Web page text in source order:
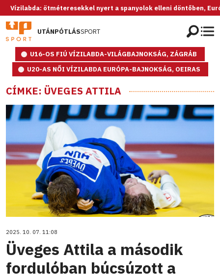
ötméteresekkel nyert a spanyolok elleni döntőben, Európa-
UTÁNPÓTLÁSSPORT
U16-OS FIÚ VÍZILABDA-VILÁGBAJNOKSÁG, ZÁGRÁB
U20-AS NŐI VÍZILABDA EURÓPA-BAJNOKSÁG, OEIRAS
CÍMKE: ÜVEGES ATTILA
2025. 10. 07. 11:08
Üveges Attila a második
fordulóban búcsúzott a